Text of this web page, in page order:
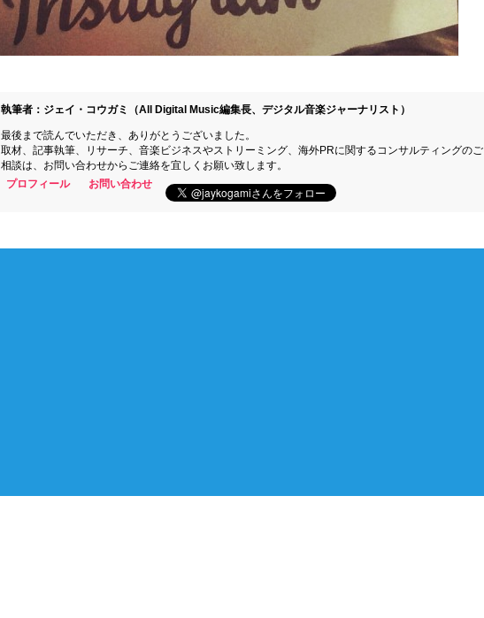
執筆者：ジェイ・コウガミ（All Digital Music編集長、デジタル音楽ジャーナリスト）
最後まで読んでいただき、ありがとうございました。
取材、記事執筆、リサーチ、音楽ビジネスやストリーミング、海外PRに関するコンサルティングのご
相談は、お問い合わせからご連絡を宜しくお願い致します。
プロフィール
お問い合わせ